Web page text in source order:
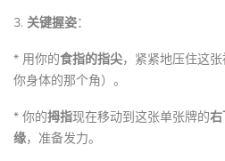
3. 关键握姿：
* 用你的食指的指尖，紧紧地压住这
你身体的那个角）。
* 你的拇指现在移动到这张单张牌的
缘，准备发力。